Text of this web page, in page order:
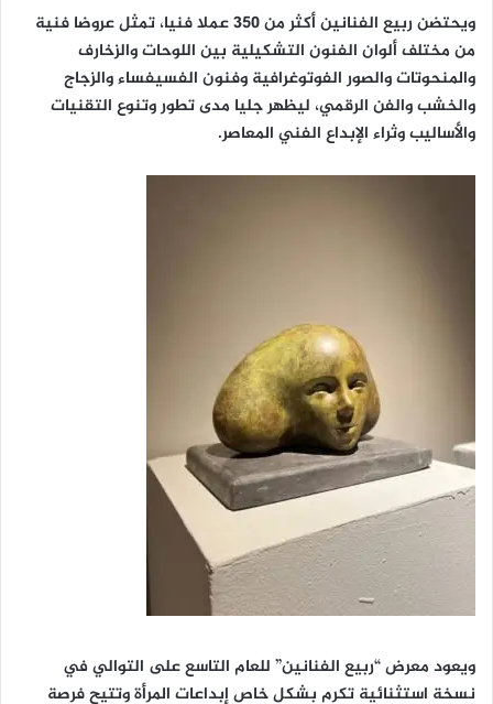
ويحتضن ربيع الفنانين أكثر من 350 عملا فنيا، تمثل عروضا فنية
من مختلف ألوان الفنون التشكيلية بين اللوحات والزخارف
والمنحوتات والصور الفوتوغرافية وفنون الفسيفساء والزجاج
والخشب والفن الرقمي، ليظهر جليا مدى تطور وتنوع التقنيات
والأساليب وثراء الإبداع الفني المعاصر.
ويعود معرض “ربيع الفنانين” للعام التاسع على التوالي في
نسخة استثنائية تكرم بشكل خاص إبداعات المرأة وتتيح فرصة